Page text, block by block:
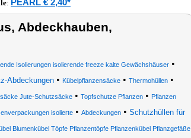
: PEARL € 2,40*
Abdeckhauben,
Isolierungen isolierende freeze kalte Gewächshäuser•
Abdeckungen • Kübelpflanzensäcke • Thermohüllen •
Jute-Schutzsäcke• Topfschutze Pflanzen• Pflanzen
isolierte• Abdeckungen• Schutzhüllen für
Blumenkübel Töpfe Pflanzentöpfe Pflanzenkübel Pflanzgefäße